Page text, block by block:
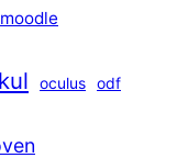
moodle
oculus odf